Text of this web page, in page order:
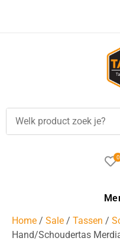
besteld,
0
Home / Sale / Tassen /
Hand/Schoudertas